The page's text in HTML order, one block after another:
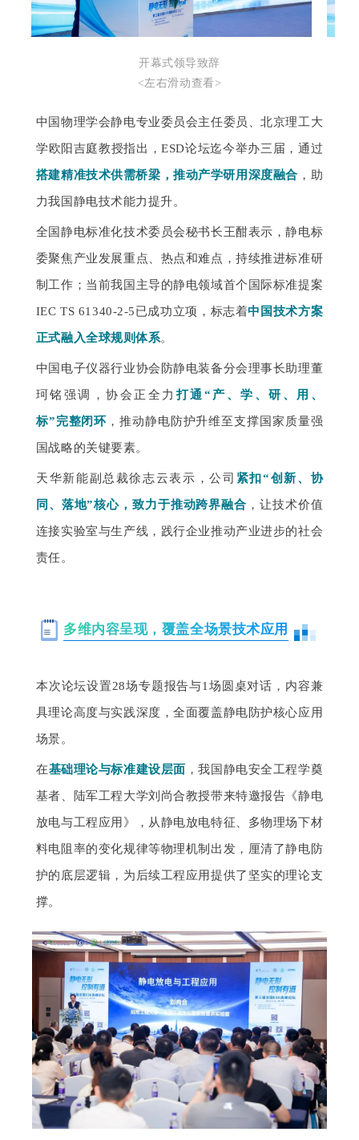
开幕式领导致辞
<左右滑动查看>
中国物理学会静电专业委员会主任委员、北京理工大
学欧阳吉庭教授指出，ESD论坛迄今举办三届，通过
搭建精准技术供需桥梁，推动产学研用深度融合 ，助
力我国静电技术能力提升。
全国静电标准化技术委员会秘书长王酣表示，静电标
委聚焦产业发展重点、热点和难点，持续推进标准研
制工作；当前我国主导的静电领域首个国际标准提案
IEC TS 61340-2-5已成功立项，标志着中国技术方案
正式融入全球规则体系。
中国电子仪器行业协会防静电装备分会理事长助理董
珂铭强调，协会正全力打通“产、学、研、用、
标”完整闭环 ，推动静电防护升维至支撑国家质量强
国战略的关键要素。
天华新能副总裁徐志云表示，公司 紧扣“创新、协
同、落地”核心，致力于推动跨界融合 ，让技术价值
连接实验室与生产线，践行企业推动产业进步的社会
责任。
多维内容呈现，覆盖全场景技术应用
本次论坛设置28场专题报告与1场圆桌对话，内容兼
具理论高度与实践深度，全面覆盖静电防护核心应用
场景。
在基础理论与标准建设层面 ，我国静电安全工程学奠
基者、陆军工程大学刘尚合教授带来特邀报告《静电
放电与工程应用》，从静电放电特征、多物理场下材
料电阻率的变化规律等物理机制出发，厘清了静电防
护的底层逻辑，为后续工程应用提供了坚实的理论支
撑。